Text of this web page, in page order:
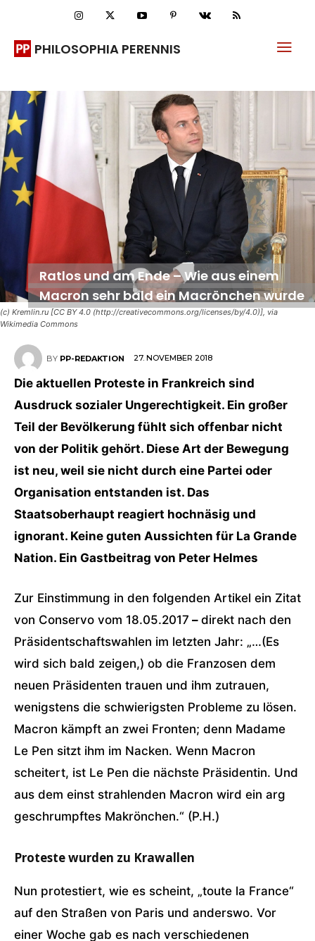
PHILOSOPHIA PERENNIS
(c) Kremlin.ru [CC BY 4.0 (http://creativecommons.org/licenses/by/4.0)], via
Wikimedia Commons
Ratlos und am Ende – Wie aus einem
Macron sehr bald ein Macrönchen wurde
BY PP-REDAKTION 27. NOVEMBER 2018
Die aktuellen Proteste in Frankreich sind
Ausdruck sozialer Ungerechtigkeit. Ein großer
Teil der Bevölkerung fühlt sich offenbar nicht
von der Politik gehört. Diese Art der Bewegung
ist neu, weil sie nicht durch eine Partei oder
Organisation entstanden ist. Das
Staatsoberhaupt reagiert hochnäsig und
ignorant. Keine guten Aussichten für La Grande
Nation. Ein Gastbeitrag von Peter Helmes
Zur Einstimmung in den folgenden Artikel ein Zitat
von Conservo vom 18.05.2017 – direkt nach den
Präsidentschaftswahlen im letzten Jahr: „…(Es
wird sich bald zeigen,) ob die Franzosen dem
neuen Präsidenten trauen und ihm zutrauen,
wenigstens die schwierigsten Probleme zu lösen.
Macron kämpft an zwei Fronten; denn Madame
Le Pen sitzt ihm im Nacken. Wenn Macron
scheitert, ist Le Pen die nächste Präsidentin. Und
aus dem einst strahlenden Macron wird ein arg
geschrumpftes Makrönchen.“ (P.H.)
Proteste wurden zu Krawallen
Nun protestiert, wie es scheint, „toute la France“
auf den Straßen von Paris und anderswo. Vor
einer Woche gab es nach verschiedenen